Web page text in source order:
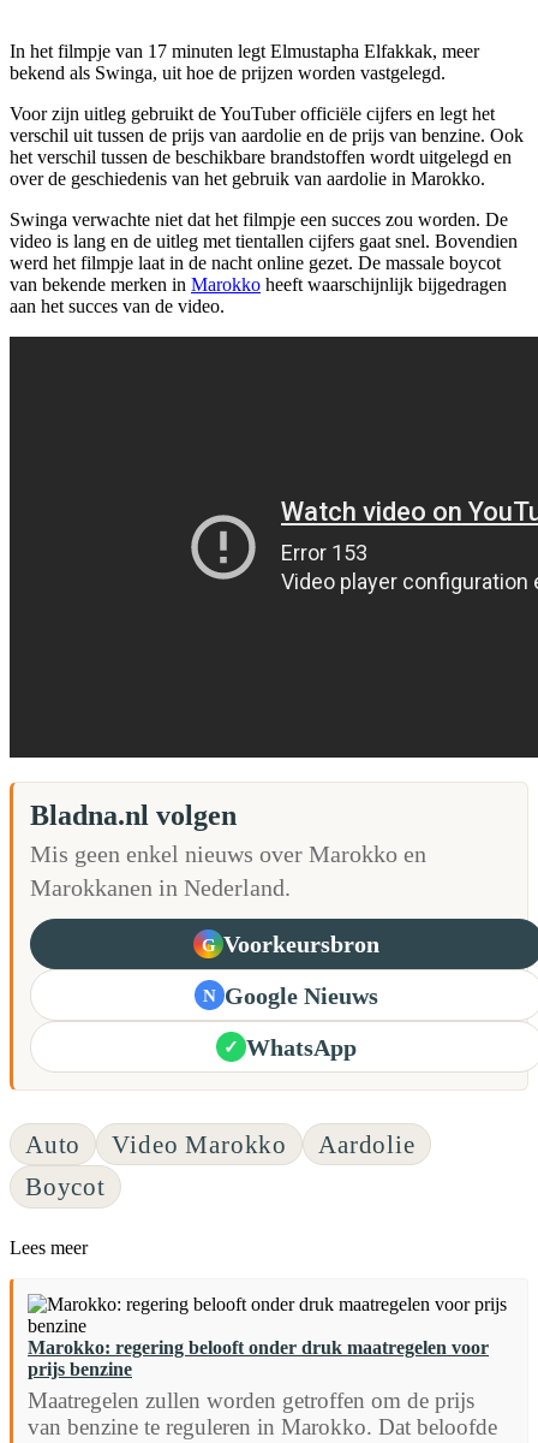
In het filmpje van 17 minuten legt Elmustapha Elfakkak, meer
bekend als Swinga, uit hoe de prijzen worden vastgelegd.
Voor zijn uitleg gebruikt de YouTuber officiële cijfers en legt het
verschil uit tussen de prijs van aardolie en de prijs van benzine. Ook
het verschil tussen de beschikbare brandstoffen wordt uitgelegd en
over de geschiedenis van het gebruik van aardolie in Marokko.
Swinga verwachte niet dat het filmpje een succes zou worden. De
video is lang en de uitleg met tientallen cijfers gaat snel. Bovendien
werd het filmpje laat in de nacht online gezet. De massale boycot
van bekende merken in Marokko heeft waarschijnlijk bijgedragen
aan het succes van de video.
Bladna.nl volgen
Mis geen enkel nieuws over Marokko en
Marokkanen in Nederland.
G Voorkeursbron
N Google Nieuws
✓ WhatsApp
Auto Video Marokko
Aardolie
Boycot
Lees meer
Marokko: regering belooft onder druk maatregelen voor
prijs benzine
Maatregelen zullen worden getroffen om de prijs
van benzine te reguleren in Marokko. Dat beloofde